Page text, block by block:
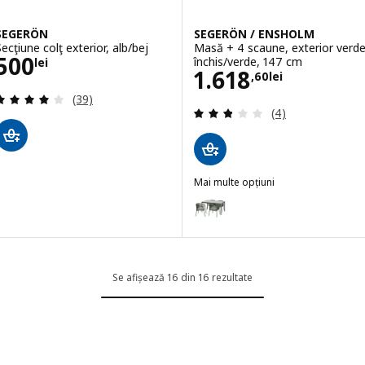
colţ exterior, alb/bej
lei
500lei
Evaluare: 4 din 5 stele. Total recenzii:
(39)
SEGERÖN / ENSHOLM
Masă + 4 scaune, exterior verde
închis/verde, 147 cm
1.618,60lei
Preţ 1618,60lei
Evaluare: 2.8
(4)
Mai multe opțiuni
Opțiune: SEGERÖN,
Se afișează 16 din 16 rezultate